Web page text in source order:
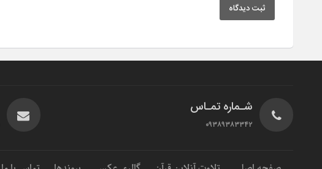
ثبت دیدگاه
شـماره تمـاس
۰۹۳۸۹۳۸۳۳۴۲